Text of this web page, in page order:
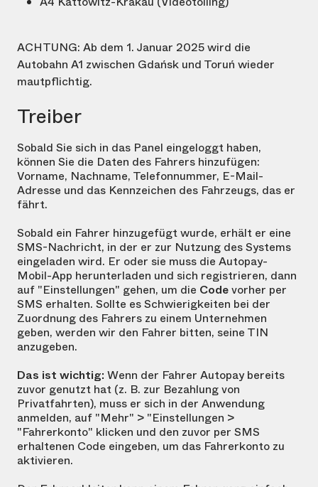
ACHTUNG: Ab dem 1. Januar 2025 wird die
Autobahn A1 zwischen Gdańsk und Toruń wieder
mautpflichtig.
Treiber
Sobald Sie sich in das Panel eingeloggt haben,
können Sie die Daten des Fahrers hinzufügen:
Vorname, Nachname, Telefonnummer, E-Mail-
Adresse und das Kennzeichen des Fahrzeugs, das er
fährt.
Sobald ein Fahrer hinzugefügt wurde, erhält er eine
SMS-Nachricht, in der er zur Nutzung des Systems
eingeladen wird. Er oder sie muss die Autopay-
Mobil-App herunterladen und sich registrieren, dann
auf "Einstellungen" gehen, um die Codevorher per
SMS erhalten. Sollte es Schwierigkeiten bei der
Zuordnung des Fahrers zu einem Unternehmen
geben, werden wir den Fahrer bitten, seine TIN
anzugeben.
Das ist wichtig: Wenn der Fahrer Autopay bereits
zuvor genutzt hat (z. B. zur Bezahlung von
Privatfahrten), muss er sich in der Anwendung
anmelden, auf "Mehr" > "Einstellungen >
"Fahrerkonto" klicken und den zuvor per SMS
erhaltenen Code eingeben, um das Fahrerkonto zu
aktivieren.